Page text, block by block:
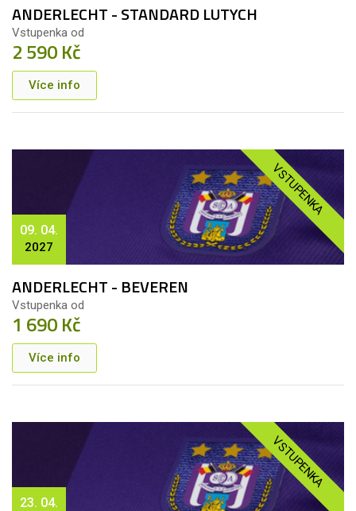
ANDERLECHT - STANDARD LUTYCH
Vstupenka od
2 590 Kč
Více info
VSTUPENKA
09. 04.
2027
ANDERLECHT - BEVEREN
Vstupenka od
1 690 Kč
Více info
VSTUPENKA
23. 04.